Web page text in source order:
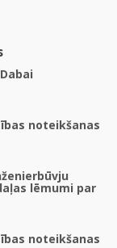
noteikšanas
lēmumi par
noteikšanas